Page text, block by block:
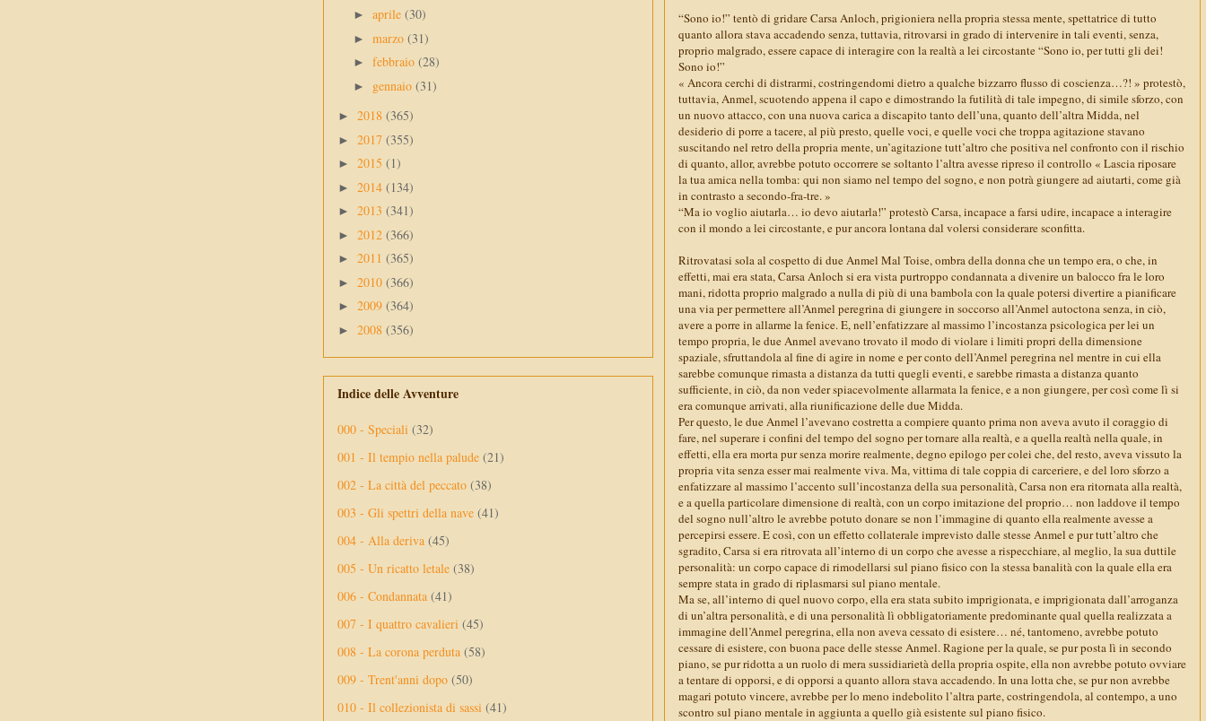
“Sono io!” tentò di gridare Carsa Anloch, prigioniera nella propria stessa mente, spettatrice di tutto
quanto allora stava accadendo senza, tuttavia, ritrovarsi in grado di intervenire in tali eventi, senza,
proprio malgrado, essere capace di interagire con la realtà a lei circostante “Sono io, per tutti gli dei!
Sono io!”
« Ancora cerchi di distrarmi, costringendomi dietro a qualche bizzarro flusso di coscienza…?! » protestò,
tuttavia, Anmel, scuotendo appena il capo e dimostrando la futilità di tale impegno, di simile sforzo, con
un nuovo attacco, con una nuova carica a discapito tanto dell’una, quanto dell’altra Midda, nel
desiderio di porre a tacere, al più presto, quelle voci, e quelle voci che troppa agitazione stavano
suscitando nel retro della propria mente, un’agitazione tutt’altro che positiva nel confronto con il rischio
di quanto, allor, avrebbe potuto occorrere se soltanto l’altra avesse ripreso il controllo « Lascia riposare
la tua amica nella tomba: qui non siamo nel tempo del sogno, e non potrà giungere ad aiutarti, come già
in contrasto a secondo-fra-tre. »
“Ma io voglio aiutarla… io devo aiutarla!” protestò Carsa, incapace a farsi udire, incapace a interagire
con il mondo a lei circostante, e pur ancora lontana dal volersi considerare sconfitta.
Ritrovatasi sola al cospetto di due Anmel Mal Toise, ombra della donna che un tempo era, o che, in
effetti, mai era stata, Carsa Anloch si era vista purtroppo condannata a divenire un balocco fra le loro
mani, ridotta proprio malgrado a nulla di più di una bambola con la quale potersi divertire a pianificare
una via per permettere all’Anmel peregrina di giungere in soccorso all’Anmel autoctona senza, in ciò,
avere a porre in allarme la fenice. E, nell’enfatizzare al massimo l’incostanza psicologica per lei un
tempo propria, le due Anmel avevano trovato il modo di violare i limiti propri della dimensione
spaziale, sfruttandola al fine di agire in nome e per conto dell’Anmel peregrina nel mentre in cui ella
sarebbe comunque rimasta a distanza da tutti quegli eventi, e sarebbe rimasta a distanza quanto
sufficiente, in ciò, da non veder spiacevolmente allarmata la fenice, e a non giungere, per così come lì si
era comunque arrivati, alla riunificazione delle due Midda.
Per questo, le due Anmel l’avevano costretta a compiere quanto prima non aveva avuto il coraggio di
fare, nel superare i confini del tempo del sogno per tornare alla realtà, e a quella realtà nella quale, in
effetti, ella era morta pur senza morire realmente, degno epilogo per colei che, del resto, aveva vissuto la
propria vita senza esser mai realmente viva. Ma, vittima di tale coppia di carceriere, e del loro sforzo a
enfatizzare al massimo l’accento sull’incostanza della sua personalità, Carsa non era ritornata alla realtà,
e a quella particolare dimensione di realtà, con un corpo imitazione del proprio… non laddove il tempo
del sogno null’altro le avrebbe potuto donare se non l’immagine di quanto ella realmente avesse a
percepirsi essere. E così, con un effetto collaterale imprevisto dalle stesse Anmel e pur tutt’altro che
sgradito, Carsa si era ritrovata all’interno di un corpo che avesse a rispecchiare, al meglio, la sua duttile
personalità: un corpo capace di rimodellarsi sul piano fisico con la stessa banalità con la quale ella era
sempre stata in grado di riplasmarsi sul piano mentale.
Ma se, all’interno di quel nuovo corpo, ella era stata subito imprigionata, e imprigionata dall’arroganza
di un’altra personalità, e di una personalità lì obbligatoriamente predominante qual quella realizzata a
immagine dell’Anmel peregrina, ella non aveva cessato di esistere… né, tantomeno, avrebbe potuto
cessare di esistere, con buona pace delle stesse Anmel. Ragione per la quale, se pur posta lì in secondo
piano, se pur ridotta a un ruolo di mera sussidiarietà della propria ospite, ella non avrebbe potuto ovviare
a tentare di opporsi, e di opporsi a quanto allora stava accadendo. In una lotta che, se pur non avrebbe
magari potuto vincere, avrebbe per lo meno indebolito l’altra parte, costringendola, al contempo, a uno
scontro sul piano mentale in aggiunta a quello già esistente sul piano fisico.
► aprile (30)
► marzo (31)
► febbraio (28)
► gennaio (31)
► 2018 (365)
► 2017 (355)
► 2015 (1)
► 2014 (134)
► 2013 (341)
► 2012 (366)
► 2011 (365)
► 2010 (366)
► 2009 (364)
► 2008 (356)
Indice delle Avventure
000 - Speciali (32)
001 - Il tempio nella palude (21)
002 - La città del peccato (38)
003 - Gli spettri della nave (41)
004 - Alla deriva (45)
005 - Un ricatto letale (38)
006 - Condannata (41)
007 - I quattro cavalieri (45)
008 - La corona perduta (58)
009 - Trent'anni dopo (50)
010 - Il collezionista di sassi (41)